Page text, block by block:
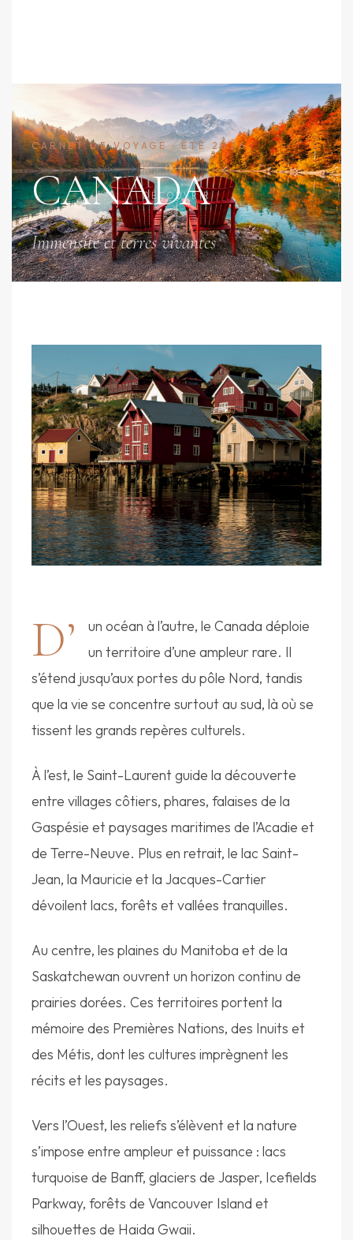
CARNET DE VOYAGE · ÉTÉ 2026
CANADA
Immensité et terres vivantes
DÉCOUVRIR
D’
un océan à l’autre, le Canada déploie
un territoire d’une ampleur rare. Il
s’étend jusqu’aux portes du pôle Nord, tandis
que la vie se concentre surtout au sud, là où se
tissent les grands repères culturels.
À l’est, le Saint-Laurent guide la découverte
entre villages côtiers, phares, falaises de la
Gaspésie et paysages maritimes de l’Acadie et
de Terre-Neuve. Plus en retrait, le lac Saint-
Jean, la Mauricie et la Jacques-Cartier
dévoilent lacs, forêts et vallées tranquilles.
Au centre, les plaines du Manitoba et de la
Saskatchewan ouvrent un horizon continu de
prairies dorées. Ces territoires portent la
mémoire des Premières Nations, des Inuits et
des Métis, dont les cultures imprègnent les
récits et les paysages.
Vers l’Ouest, les reliefs s’élèvent et la nature
s’impose entre ampleur et puissance : lacs
turquoise de Banff, glaciers de Jasper, Icefields
Parkway, forêts de Vancouver Island et
silhouettes de Haida Gwaii.